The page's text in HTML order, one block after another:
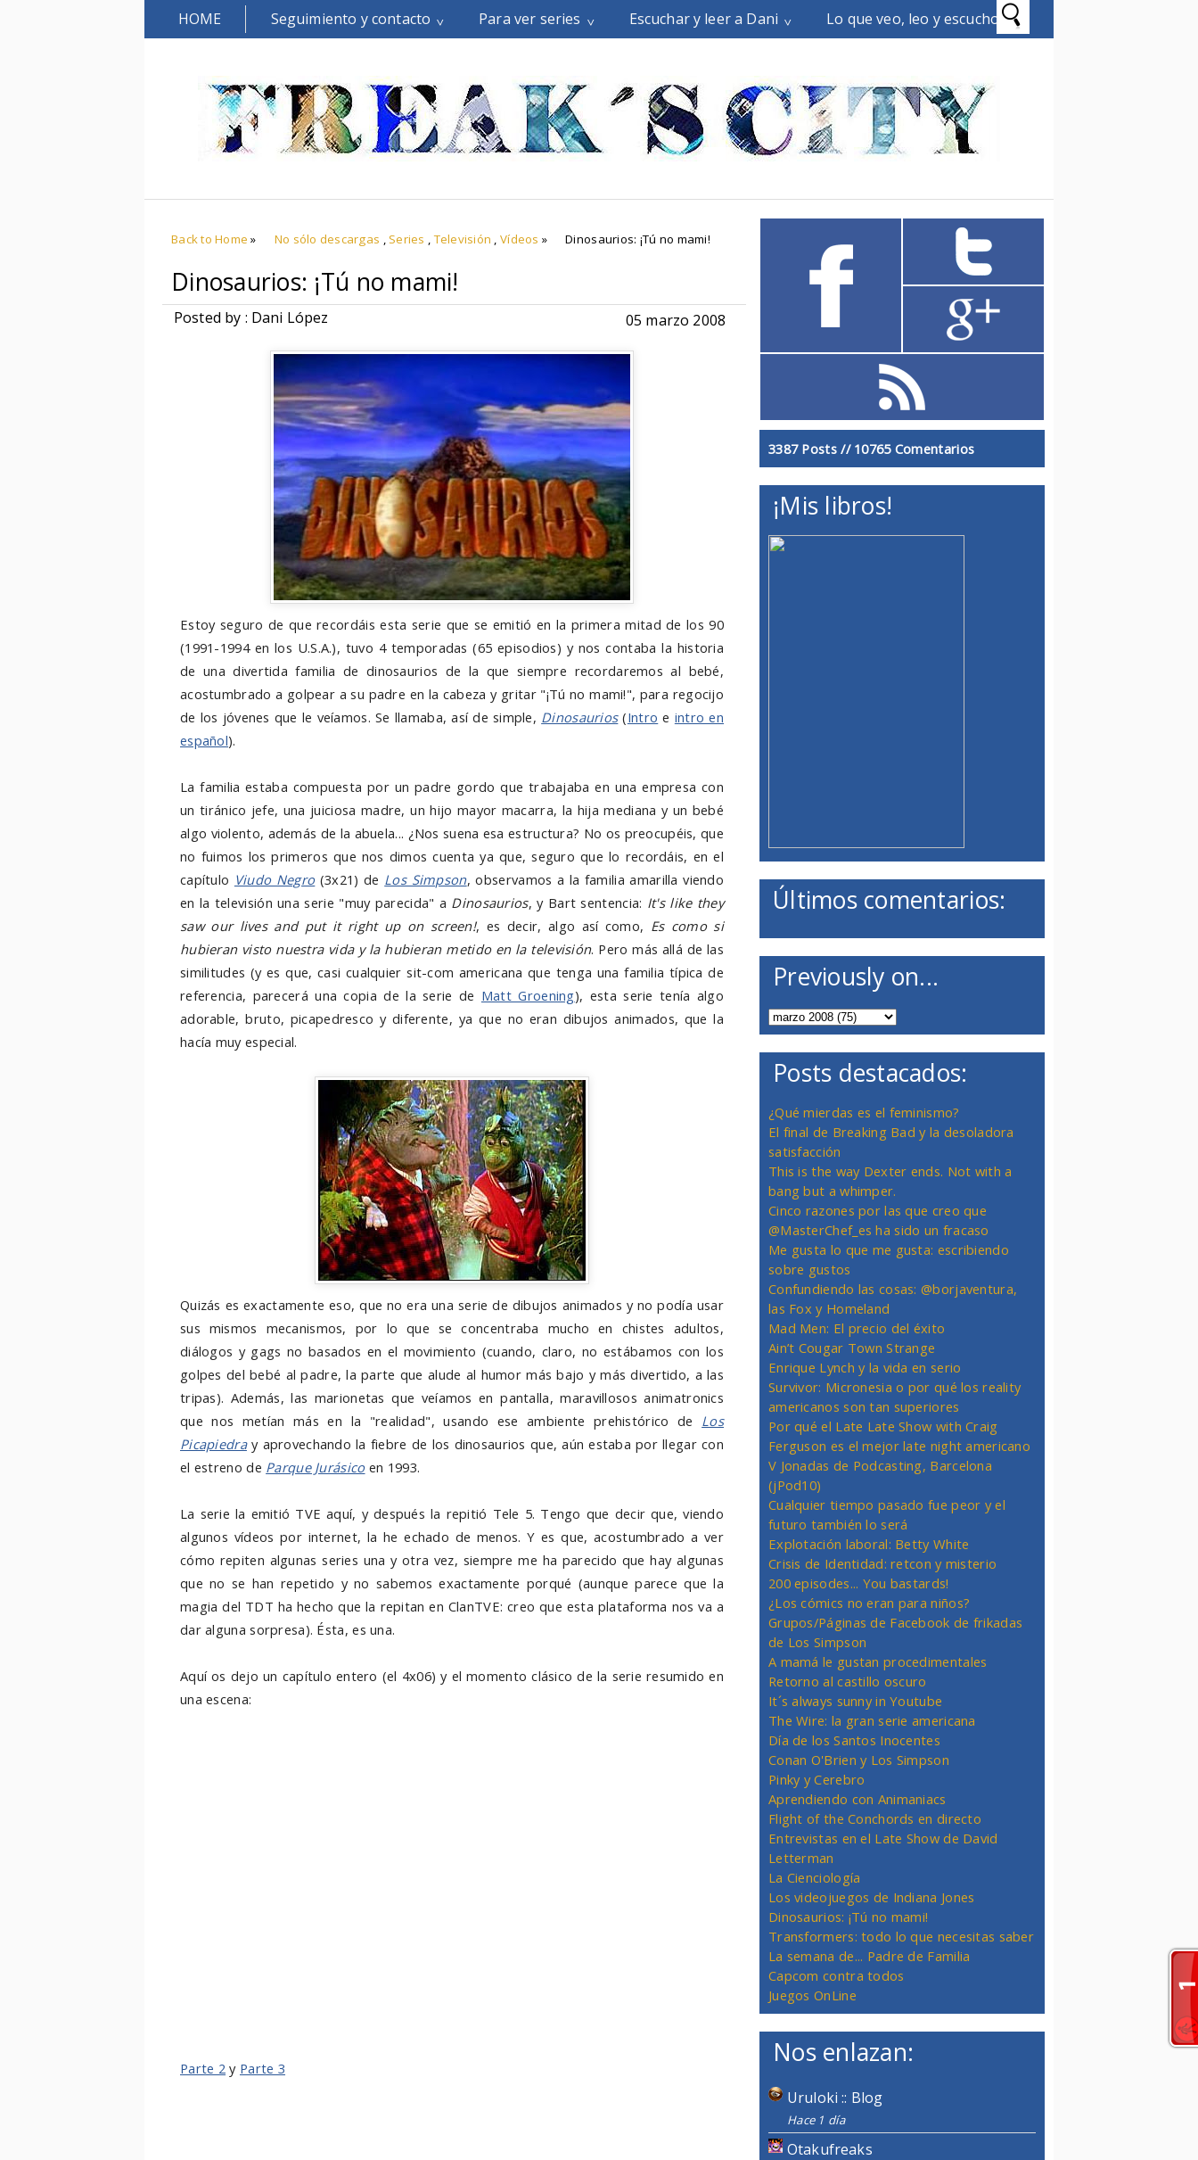
HOME Seguimiento y contacto Para ver series Escuchar y leer a Dani Lo que veo, leo y escucho
Back to Home » No sólo descargas , Series ,Televisión ,Vídeos » Dinosaurios: ¡Tú no mami!
Dinosaurios: ¡Tú no mami!
Posted by : Dani López 05 marzo 2008
Estoy seguro de que recordáis esta serie que se emitió en la primera mitad de los 90
(1991-1994 en los U.S.A.), tuvo 4 temporadas (65 episodios) y nos contaba la historia
de una divertida familia de dinosaurios de la que siempre recordaremos al bebé,
acostumbrado a golpear a su padre en la cabeza y gritar "¡Tú no mami!", para regocijo
de los jóvenes que le veíamos. Se llamaba, así de simple, Dinosaurios(Intro e intro en
español).
La familia estaba compuesta por un padre gordo que trabajaba en una empresa con
un tiránico jefe, una juiciosa madre, un hijo mayor macarra, la hija mediana y un bebé
algo violento, además de la abuela... ¿Nos suena esa estructura? No os preocupéis, que
no fuimos los primeros que nos dimos cuenta ya que, seguro que lo recordáis, en el
capítulo Viudo Negro(3x21) de Los Simpson, observamos a la familia amarilla viendo
en la televisión una serie "muy parecida" a Dinosaurios, y Bart sentencia: It's like they
saw our lives and put it right up on screen!, es decir, algo así como, Es como si
hubieran visto nuestra vida y la hubieran metido en la televisión. Pero más allá de las
similitudes (y es que, casi cualquier sit-com americana que tenga una familia típica de
referencia, parecerá una copia de la serie de Matt Groening), esta serie tenía algo
adorable, bruto, picapedresco y diferente, ya que no eran dibujos animados, que la
hacía muy especial.
Quizás es exactamente eso, que no era una serie de dibujos animados y no podía usar
sus mismos mecanismos, por lo que se concentraba mucho en chistes adultos,
diálogos y gags no basados en el movimiento (cuando, claro, no estábamos con los
golpes del bebé al padre, la parte que alude al humor más bajo y más divertido, a las
tripas). Además, las marionetas que veíamos en pantalla, maravillosos animatronics
que nos metían más en la "realidad", usando ese ambiente prehistórico de Los
Picapiedray aprovechando la fiebre de los dinosaurios que, aún estaba por llegar con
el estreno de Parque Jurásicoen 1993.
La serie la emitió TVE aquí, y después la repitió Tele 5. Tengo que decir que, viendo
algunos vídeos por internet, la he echado de menos. Y es que, acostumbrado a ver
cómo repiten algunas series una y otra vez, siempre me ha parecido que hay algunas
que no se han repetido y no sabemos exactamente porqué (aunque parece que la
magia del TDT ha hecho que la repitan en ClanTVE: creo que esta plataforma nos va a
dar alguna sorpresa). Ésta, es una.
Aquí os dejo un capítulo entero (el 4x06) y el momento clásico de la serie resumido en
una escena:
Parte 2 y Parte 3
3387 Posts // 10765 Comentarios
¡Mis libros!
Últimos comentarios:
Previously on...
Posts destacados:
¿Qué mierdas es el feminismo?
El final de Breaking Bad y la desoladora
satisfacción
This is the way Dexter ends. Not with a
bang but a whimper.
Cinco razones por las que creo que
@MasterChef_es ha sido un fracaso
Me gusta lo que me gusta: escribiendo
sobre gustos
Confundiendo las cosas: @borjaventura,
las Fox y Homeland
Mad Men: El precio del éxito
Ain’t Cougar Town Strange
Enrique Lynch y la vida en serio
Survivor: Micronesia o por qué los reality
americanos son tan superiores
Por qué el Late Late Show with Craig
Ferguson es el mejor late night americano
V Jonadas de Podcasting, Barcelona
(jPod10)
Cualquier tiempo pasado fue peor y el
futuro también lo será
Explotación laboral: Betty White
Crisis de Identidad: retcon y misterio
200 episodes... You bastards!
¿Los cómics no eran para niños?
Grupos/Páginas de Facebook de frikadas
de Los Simpson
A mamá le gustan procedimentales
Retorno al castillo oscuro
It´s always sunny in Youtube
The Wire: la gran serie americana
Día de los Santos Inocentes
Conan O'Brien y Los Simpson
Pinky y Cerebro
Aprendiendo con Animaniacs
Flight of the Conchords en directo
Entrevistas en el Late Show de David
Letterman
La Cienciología
Los videojuegos de Indiana Jones
Dinosaurios: ¡Tú no mami!
Transformers: todo lo que necesitas saber
La semana de... Padre de Familia
Capcom contra todos
Juegos OnLine
Nos enlazan:
Uruloki :: Blog
Hace 1 día
Otakufreaks